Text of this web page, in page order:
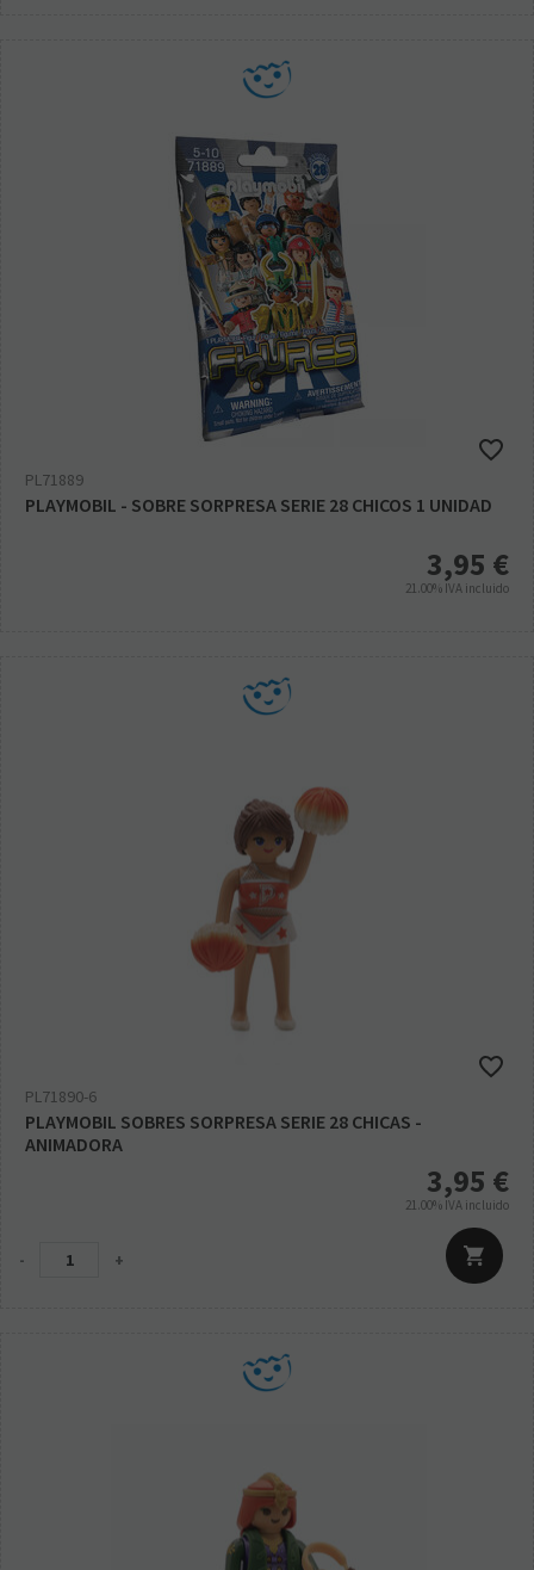
PL71889
PLAYMOBIL - SOBRE SORPRESA SERIE 28 CHICOS 1 UNIDAD
3,95 €
21.00% IVA incluido
PL71890-6
PLAYMOBIL SOBRES SORPRESA SERIE 28 CHICAS -
ANIMADORA
3,95 €
21.00% IVA incluido
- +